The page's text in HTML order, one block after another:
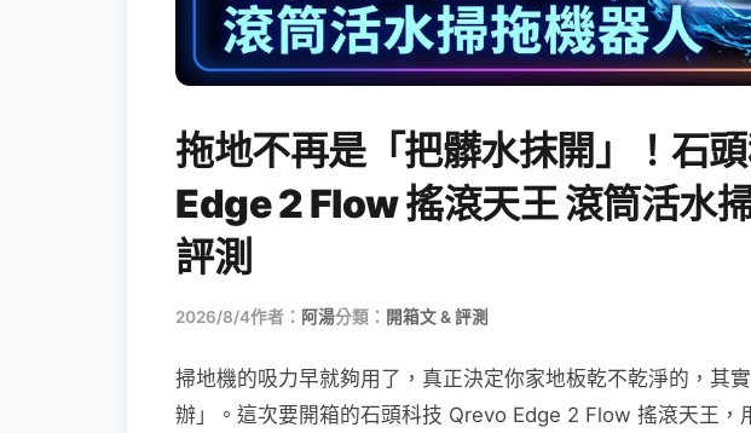
拖地不再是「把髒水抹開」！石
Edge 2 Flow 搖滾天王 滾筒活水
評測
2026/8/4作者： 阿湯分類： 開箱文 & 評測
掃地機的吸力早就夠用了，真正決定你家地板乾不乾淨的，其
辦」。這次要開箱的石頭科技 Qrevo Edge 2 Flow 搖滾天王，